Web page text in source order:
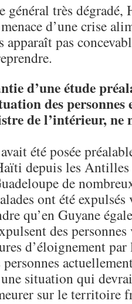
général très
d’une crise
pas
d’une étude
des personnes
de l’intérieur, ne
été posée
depuis les Antilles
de
ont été
qu’en Guyane
des
d’éloignement
situation qui
sur le territoire